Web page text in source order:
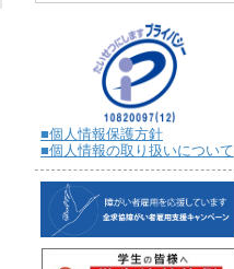
■個人情報保護方針
■個人情報の取り扱いについて